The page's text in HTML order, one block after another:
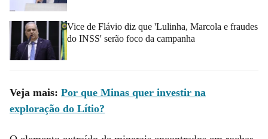
Vice de Flávio diz que 'Lulinha, Marcola e fraudes
do INSS' serão foco da campanha
Veja mais: Por que Minas quer investir na
exploração do Lítio?